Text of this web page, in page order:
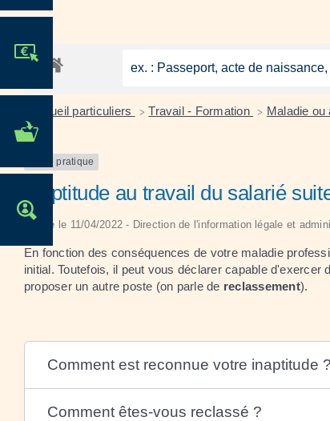
MES DÉMARCHES
Accueil particuliers > Travail - Formation > Maladie
Fiche pratique
Inaptitude au travail du salarié
Vérifié le 11/04/2022 - Direction de l'information légale et
En fonction des conséquences de votre maladie
initial. Toutefois, il peut vous déclarer capable
proposer un autre poste (on parle de reclassement).
Comment est reconnue votre inaptitude ?
Comment êtes-vous reclassé ?